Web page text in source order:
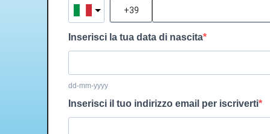
Inserisci la tua data di nascita
dd-mm-yyyy
Inserisci il tuo indirizzo email per iscriverti